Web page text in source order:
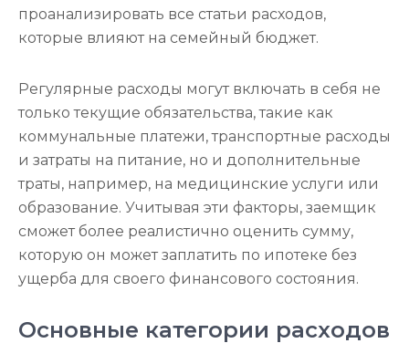
проанализировать все статьи расходов,
которые влияют на семейный бюджет.
Регулярные расходы могут включать в себя не
только текущие обязательства, такие как
коммунальные платежи, транспортные расходы
и затраты на питание, но и дополнительные
траты, например, на медицинские услуги или
образование. Учитывая эти факторы, заемщик
сможет более реалистично оценить сумму,
которую он может заплатить по ипотеке без
ущерба для своего финансового состояния.
Основные категории расходов